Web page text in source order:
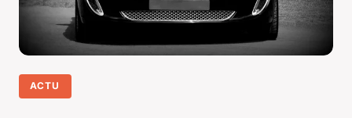
ACTU